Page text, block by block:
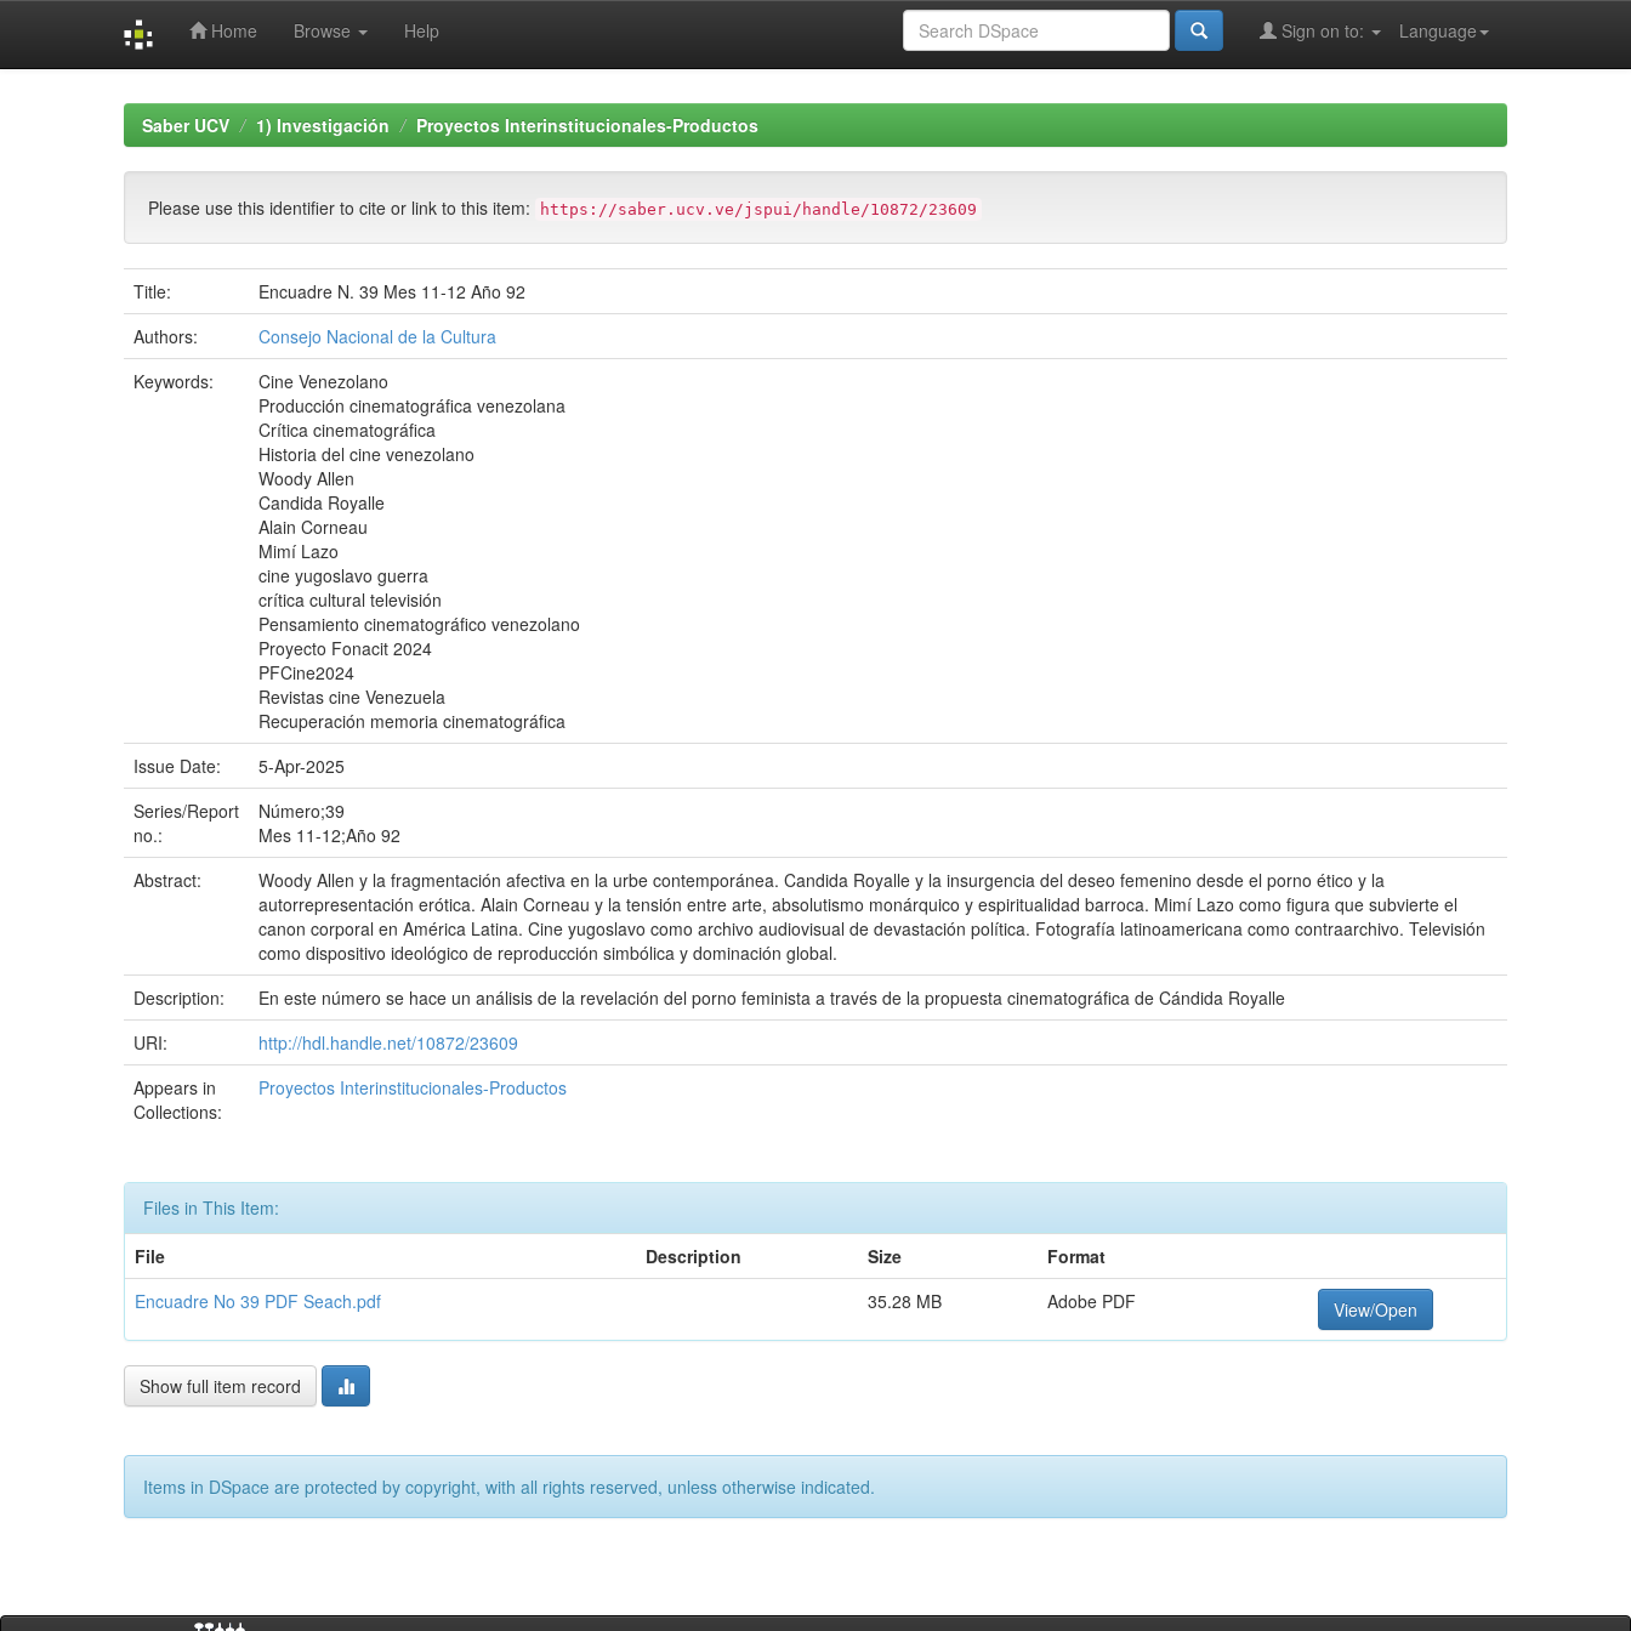
Home Browse Help Language
Sign on to:
Saber UCV 1) Investigación Proyectos Interinstitucionales-Productos
Please use this identifier to cite or link to this item: https://saber.ucv.ve/jspui/handle/10872/23609
Title:
Encuadre N. 39 Mes 11-12 Año 92
Authors:
Consejo Nacional de la Cultura
Keywords:
Cine Venezolano
Producción cinematográfica venezolana
Crítica cinematográfica
Historia del cine venezolano
Woody Allen
Candida Royalle
Alain Corneau
Mimí Lazo
cine yugoslavo guerra
crítica cultural televisión
Pensamiento cinematográfico venezolano
Proyecto Fonacit 2024
PFCine2024
Revistas cine Venezuela
Recuperación memoria cinematográfica
Issue Date:
5-Apr-2025
Series/Report
no.:
Número;39
Mes 11-12;Año 92
Abstract:
Woody Allen y la fragmentación afectiva en la urbe contemporánea. Candida Royalle y la insurgencia del deseo femenino desde el porno ético y la
autorrepresentación erótica. Alain Corneau y la tensión entre arte, absolutismo monárquico y espiritualidad barroca. Mimí Lazo como figura que subvierte el
canon corporal en América Latina. Cine yugoslavo como archivo audiovisual de devastación política. Fotografía latinoamericana como contraarchivo. Televisión
como dispositivo ideológico de reproducción simbólica y dominación global.
Description:
En este número se hace un análisis de la revelación del porno feminista a través de la propuesta cinematográfica de Cándida Royalle
URI:
http://hdl.handle.net/10872/23609
Appears in
Collections:
Proyectos Interinstitucionales-Productos
Files in This Item:
File
Description Size
Format
Encuadre No 39 PDF Seach.pdf
35.28 MB Adobe PDF View/Open
Show full item record
Items in DSpace are protected by copyright, with all rights reserved, unless otherwise indicated.